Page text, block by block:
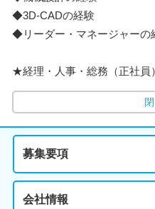
◆3D-CADの経験
◆リーダー・マネージャーの
★経理・人事・総務（正社
募集要項
会社情報